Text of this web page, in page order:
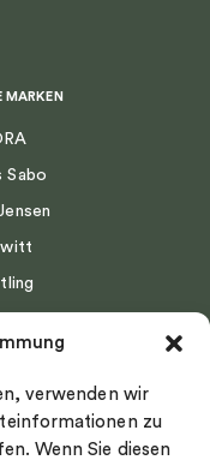
verwenden wir
zu
Wenn Sie diesen
MARKEN
Sabo
Sjölin